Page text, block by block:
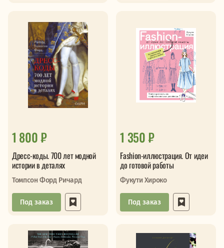
1 800 ₽
Дресс-коды. 700 лет модной
истории в деталях
Томпсон Форд Ричард
Под заказ
1 350 ₽
Fashion-иллюстрация. От идеи
до готовой работы
Фукути Хироко
Под заказ